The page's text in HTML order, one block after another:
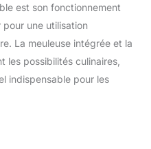
est son fonctionnement
une utilisation
La meuleuse intégrée et la
les possibilités culinaires,
indispensable pour les